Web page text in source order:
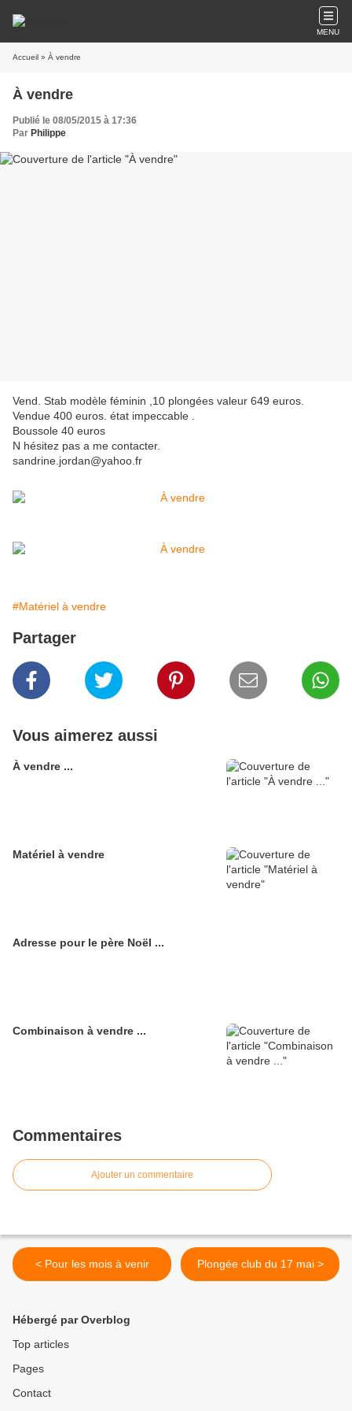
MENU
Accueil » À vendre
À vendre
Publié le 08/05/2015 à 17:36
Par Philippe
Vend. Stab modèle féminin ,10 plongées valeur 649 euros.
Vendue 400 euros. état impeccable .
Boussole 40 euros
N hésitez pas a me contacter.
sandrine.jordan@yahoo.fr
#Matériel à vendre
Partager
Vous aimerez aussi
À vendre ...
Matériel à vendre
Adresse pour le père Noël ...
Combinaison à vendre ...
Commentaires
Ajouter un commentaire
< Pour les mois à venir Plongée club du 17 mai >
Hébergé par Overblog
Top articles
Pages
Contact